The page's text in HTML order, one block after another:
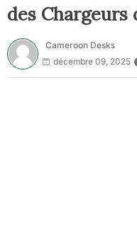
des Chargeurs
Cameroon Desks
décembre 09, 2025